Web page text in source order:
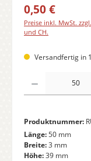
Regulärer Preis:
0,50 €
Preise inkl. MwSt.
und CH.
Versandfertig in
Produktnummer:
Länge:50 mm
Breite:3 mm
Höhe:39 mm